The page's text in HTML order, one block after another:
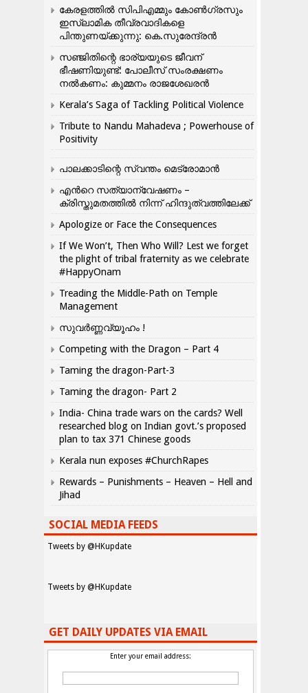
കേരളത്തിൽ സിപിഎമ്മും കോൺ​ഗ്രസും
ഇസ്ലാമിക തീവ്രവാദികളെ
പിന്തുണയ്ക്കുന്നു: കെ.സുരേന്ദ്രൻ
സഞ്ജിതിന്റെ ഭാര്യയുടെ ജീവന്
ഭീഷണിയുണ്ട്: പോലീസ് സംരക്ഷണം
നൽകണം: കുമ്മനം രാജശേഖരൻ
Kerala’s Saga of Tackling Political Violence
Tribute to Nandu Mahadeva ; Powerhouse of
Positivity
പാലക്കാടിന്റെ സ്വന്തം മെട്രോമാൻ
എന്‍റെ സത്യാന്വേഷണം –
ക്രിസ്തുമതത്തില്‍ നിന്ന് ഹിന്ദുത്വത്തിലേക്ക്
Apologize or Face the Consequences
If We Won’t, Then Who Will? Lest we forget
the plight of tribal fraternity as we celebrate
#HappyOnam
Treading the Middle-Path on Temple
Management
സുവർണ്ണവ്യൂഹം !
Competing with the Dragon – Part 4
Taming the dragon-Part-3
Taming the dragon- Part 2
India- China trade wars on the cards? Well
researched blog on Indian govt.’s proposed
plan to tax 371 Chinese goods
Kerala nun exposes #ChurchRapes
Rewards – Punishments – Heaven – Hell and
Jihad
SOCIAL MEDIA FEEDS
Tweets by @HKupdate
Tweets by @HKupdate
GET DAILY UPDATES VIA EMAIL
Enter your email address: